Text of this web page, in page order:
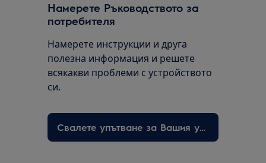
Намерете Ръководството за
потребителя
Намерете инструкции и друга
полезна информация и решете
всякакви проблеми с устройството
си.
Свалете упътване за Вашия уред